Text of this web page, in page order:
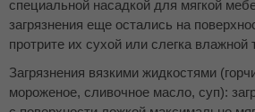
специальной насадкой для мягкой
загрязнения еще остались на
протрите их сухой или слегка влажной
Загрязнения вязкими жидкостями
мороженое, сливочное масло, суп):